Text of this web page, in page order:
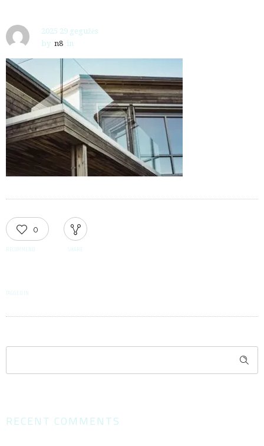
2109086678
2025 29 gegužės
by n8 in
0
RECOMMEND SHARE
TAGGED IN
RECENT COMMENTS